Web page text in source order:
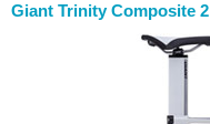
Giant Trinity Composite 2